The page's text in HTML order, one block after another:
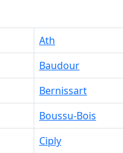
Ath
Baudour
Bernissart
Boussu-Bois
Ciply